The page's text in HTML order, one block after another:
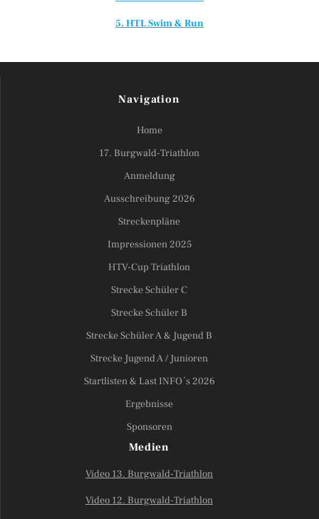
5. HTL Swim & Run
Navigation
Home
17. Burgwald-Triathlon
Anmeldung
Ausschreibung 2026
Streckenpläne
Impressionen 2025
HTV-Cup Triathlon
Strecke Schüler C
Strecke Schüler B
Strecke Schüler A & Jugend B
Strecke Jugend A / Junioren
Startlisten & Last INFO´s 2026
Ergebnisse
Sponsoren
Medien
Video 13. Burgwald-Triathlon
Video 12. Burgwald-Triathlon